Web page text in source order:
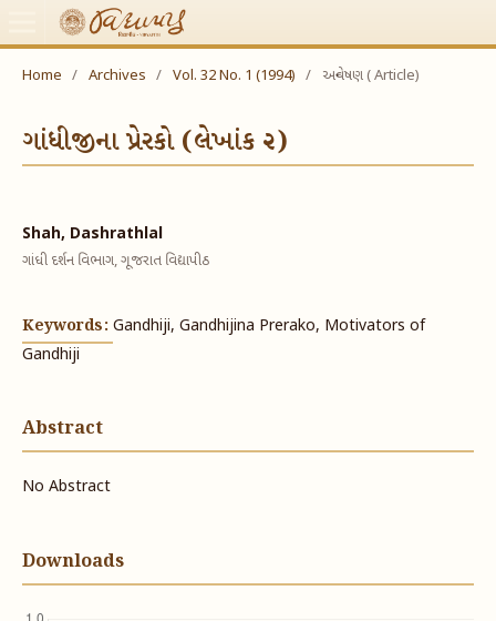
Home / Archives / Vol. 32 No. 1 (1994) / અન્વેષણ ( Article)
ગાંધીજીના પ્રેરકો (લેખાંક ૨)
Shah, Dashrathlal
ગાંધી દર્શન વિભાગ, ગૂજરાત વિદ્યાપીઠ
Keywords: Gandhiji, Gandhijina Prerako, Motivators of
Gandhiji
Abstract
No Abstract
Downloads